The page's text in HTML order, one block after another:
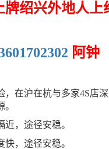
牌绍兴外地人上
阿钟
，在沪在杭与多家4S店
，途径安稳。
，途径安稳。